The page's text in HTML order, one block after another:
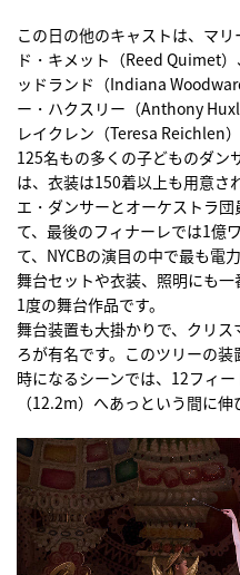
この日の他のキャストは、マ
ド・キメット（Reed Quimet
ッドランド（Indiana
ー・ハクスリー（Anthony
レイクレン（Teresa Reichlen）
125名もの多くの子どものダン
は、衣装は150着以上も用意さ
エ・ダンサーとオーケストラ
て、最後のフィナーレでは1億
て、NYCBの演目の中で最も電
舞台セットや衣装、照明にも
1度の舞台作品です。
舞台装置も大掛かりで、クリ
ろが有名です。このツリーの
時になるシーンでは、12フィ
（12.2m）へあっという間に伸